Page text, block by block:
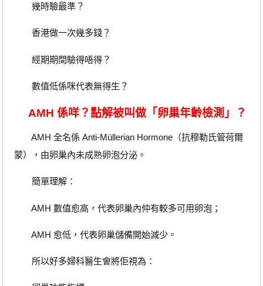
幾時驗最準？
香港做一次幾多錢？
經期期間驗得唔得？
數值低係咪代表無得生？
AMH 係咩？點解被叫做「卵巢年齡檢測」？
AMH 全名係 Anti-Müllerian Hormone（抗穆勒氏管荷爾
蒙），由卵巢內未成熟卵泡分泌。
簡單理解：
AMH 數值愈高，代表卵巢內仲有較多可用卵泡；
AMH 愈低，代表卵巢儲備開始減少。
所以好多婦科醫生會將佢視為：